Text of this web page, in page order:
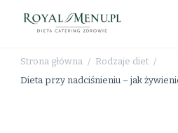
Strona główna / Rodzaje diet /
Dieta przy nadciśnieniu – jak